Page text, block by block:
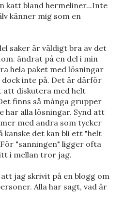
katt bland hermeliner...Inte
känner mig som en
saker är väldigt bra av det
ändrat på en del i min
hela paket med lösningar
inte på. Det är därför
att diskutera med helt
finns så många grupper
har alla lösningar. Synd att
med andra som tycker
kanske det kan bli ett "helt
"sanningen" ligger ofta
i mellan tror jag.
jag skrivit på en blogg om
Alla har sagt, vad är